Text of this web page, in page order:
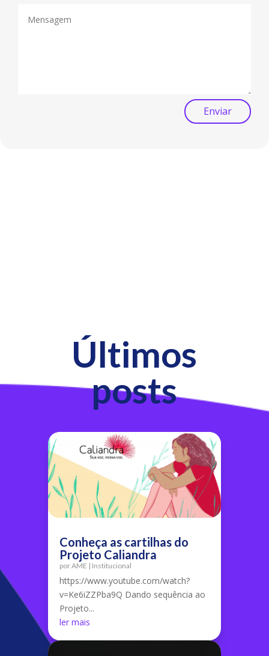
Enviar
Últimos
posts
Conheça as cartilhas do
Projeto Caliandra
porAME | Institucional
https://www.youtube.com/watch?
v=Ke6iZZPba9Q Dando sequência ao
Projeto...
ler mais